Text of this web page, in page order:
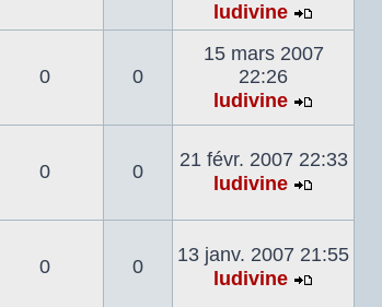
ludivine
Voir
le
0 0
15 mars 2007
22:26
ludivine
dernier
0 0
21 févr. 2007 22:33
ludivine
le
dernier
0 0
13 janv. 2007 21:55
ludivine